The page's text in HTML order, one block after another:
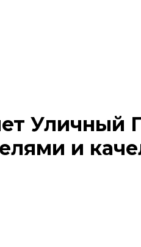
Уличный
и